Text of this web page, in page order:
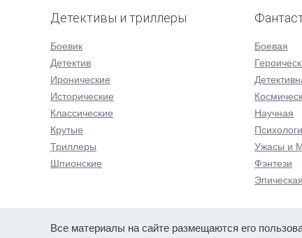
Детективы и триллеры
Боевик
Детектив
Иронические
Исторические
Классические
Крутые
Триллеры
Шпионские
Боевая
Научная
Ужасы и
Фэнтези
Эпическая
Все материалы на сайте размещаются его